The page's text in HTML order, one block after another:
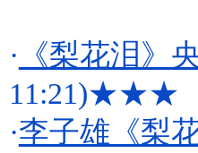
· 《梨花泪》
11:21)★★★
·李子雄《梨